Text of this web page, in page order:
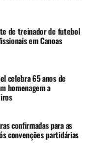
de treinador de futebol
em Canoas
celebra 65 anos de
homenagem a
confirmadas para as
convenções partidárias